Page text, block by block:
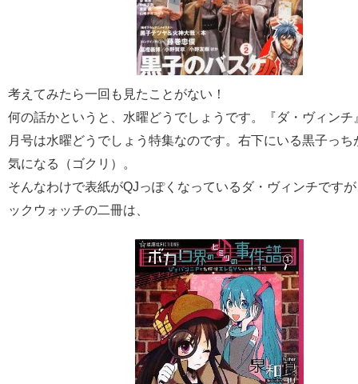
考えてみたら一回も見たことがない！
何の話かというと、水曜どうでしょうです。『ダ・ヴィンチ
月号は水曜どうでしょう特集なのです。右下にいる黒子っ
気になる（ゴクリ）。
そんなわけで表紙がQJっぽくなっているダ・ヴィンチです
ックウォッチの二冊は、